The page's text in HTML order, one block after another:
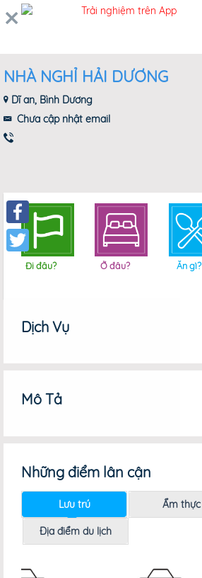
Facebook
Twitter
NHÀ NGHỈ HẢI DƯƠNG
Dĩ an, Bình Dương
Chưa cập nhật email
Đi đâu? Ở đâu? Ăn gì?
Dịch Vụ
Mô Tả
Những điểm lân cận
Lưu trú Ẩm thực
Địa điểm du lịch
Trải nghiệm trên App